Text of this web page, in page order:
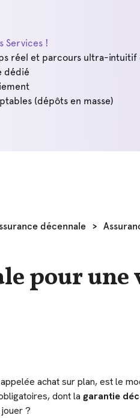
Services !
réel et parcours ultra-intuitif
dédié
(dépôts en masse)
décennale >
pour
achat sur plan, est le
dont la garantie
?